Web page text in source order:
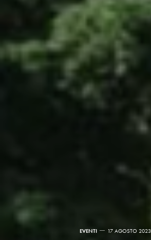
EVENTI 17 AGOSTO 2023